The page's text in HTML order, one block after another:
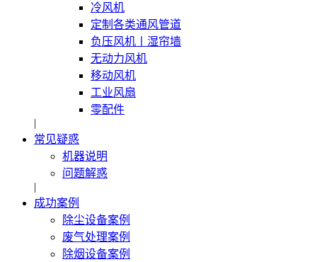
冷风机
定制各类通风管道
负压风机〡湿帘墙
无动力风机
移动风机
工业风扇
零配件
|
常见疑惑
机器说明
问题解惑
|
成功案例
除尘设备案例
废气处理案例
除烟设备案例